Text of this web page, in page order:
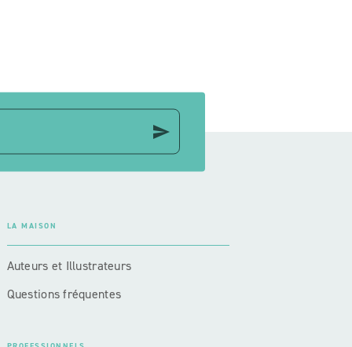
send
LA MAISON
Auteurs et Illustrateurs
Questions fréquentes